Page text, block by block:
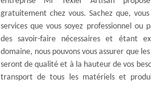
gratuitement chez vous. Sachez que,
services que vous soyez professionnel ou
des savoir-faire nécessaires et étant
domaine, nous pouvons vous assurer que
seront de qualité et à la hauteur de vos
transport de tous les matériels et